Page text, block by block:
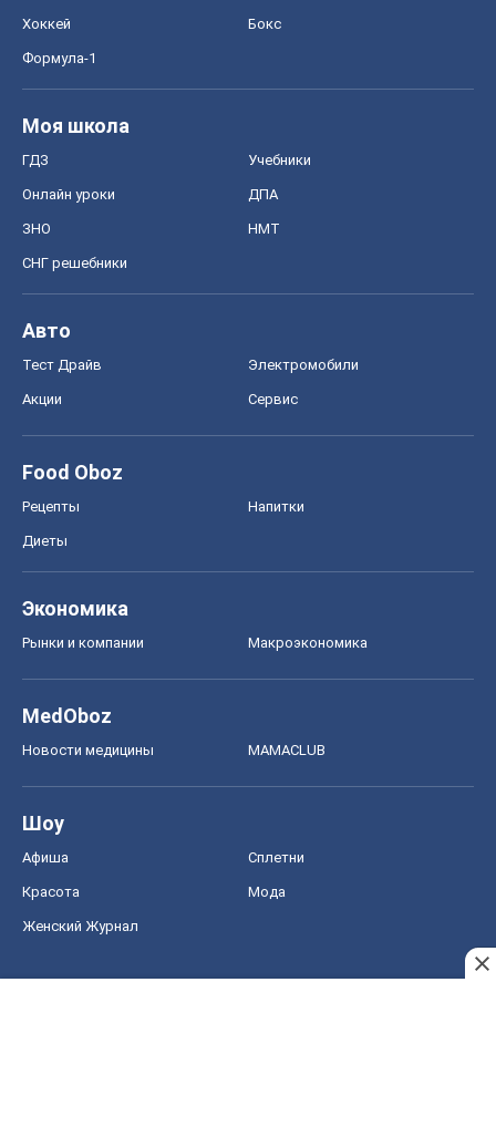
Хоккей Бокс
Формула-1
Моя школа
ГДЗ Учебники
Онлайн уроки ДПА
ЗНО НМТ
СНГ решебники
Авто
Тест Драйв Электромобили
Акции Сервис
Food Oboz
Рецепты Напитки
Диеты
Экономика
Рынки и компании Mакроэкономика
MedOboz
Новости медицины MAMACLUB
Шоу
Афиша Сплетни
Красота Мода
Женский Журнал